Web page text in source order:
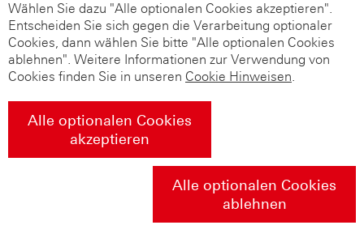
Wählen Sie dazu "Alle optionalen Cookies akzeptieren".
Entscheiden Sie sich gegen die Verarbeitung optionaler
Cookies, dann wählen Sie bitte "Alle optionalen Cookies
ablehnen". Weitere Informationen zur Verwendung von
Cookies finden Sie in unseren Cookie Hinweisen.
Alle optionalen Cookies
akzeptieren
Alle optionalen Cookies
ablehnen